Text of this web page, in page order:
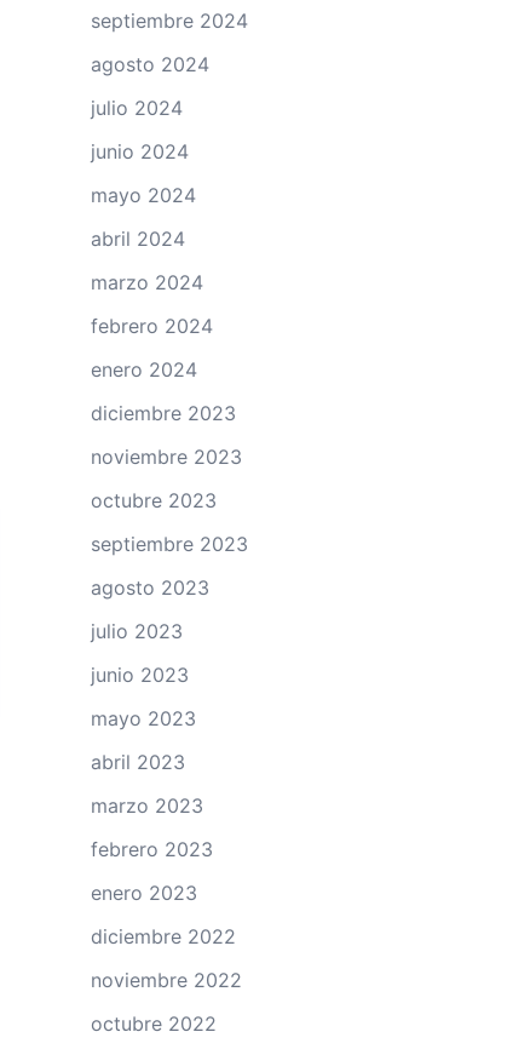
septiembre 2024
agosto 2024
julio 2024
junio 2024
mayo 2024
abril 2024
marzo 2024
febrero 2024
enero 2024
diciembre 2023
noviembre 2023
octubre 2023
septiembre 2023
agosto 2023
julio 2023
junio 2023
mayo 2023
abril 2023
marzo 2023
febrero 2023
enero 2023
diciembre 2022
noviembre 2022
octubre 2022